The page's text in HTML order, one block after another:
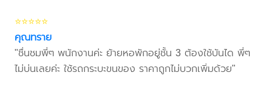
⭐⭐⭐⭐⭐
คุณทราย
"ชื่นชมพี่ๆ พนักงานค่ะ ย้ายหอพักอยู่ชั้น 3 ต้องใช้บันได พี่ๆ
ไม่บ่นเลยค่ะ ใช้รถกระบะขนของ ราคาถูกไม่บวกเพิ่มด้วย"